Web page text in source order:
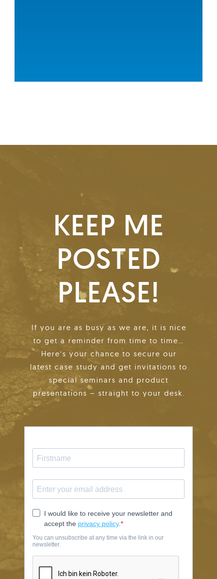
KEEP ME
POSTED
PLEASE!
If you are as busy as we are, it is nice
to get a reminder from time to time…
Here’s your chance to secure our
latest case study and get invitations to
special seminars and product
presentations – straight to your desk.